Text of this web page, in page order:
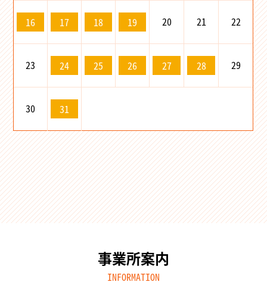
16 17 18 19 20 21 22
23 24 25 26 27 28 29
30 31
事業所案内
INFORMATION